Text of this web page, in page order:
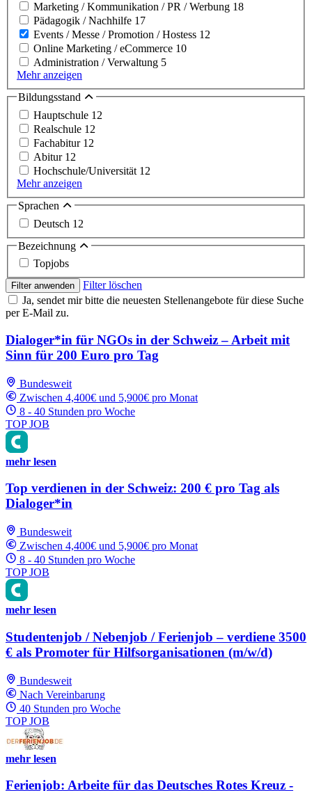
Marketing / Kommunikation / PR / Werbung 18
Pädagogik / Nachhilfe 17
Events / Messe / Promotion / Hostess 12
Online Marketing / eCommerce 10
Administration / Verwaltung 5
Mehr anzeigen
Bildungsstand
Hauptschule 12
Realschule 12
Fachabitur 12
Abitur 12
Hochschule/Universität 12
Mehr anzeigen
Sprachen
Deutsch 12
Bezeichnung
Topjobs
Filter anwenden
Filter löschen
Ja, sendet mir bitte die neuesten Stellenangebote für diese Suche
per E-Mail zu.
Dialoger*in für NGOs in der Schweiz – Arbeit mit
Sinn für 200 Euro pro Tag
Bundesweit
Zwischen 4,400€ und 5,900€ pro Monat
8 - 40 Stunden pro Woche
TOP JOB
mehr lesen
Top verdienen in der Schweiz: 200 € pro Tag als
Dialoger*in
Bundesweit
Zwischen 4,400€ und 5,900€ pro Monat
8 - 40 Stunden pro Woche
TOP JOB
mehr lesen
Studentenjob / Nebenjob / Ferienjob – verdiene 3500
€ als Promoter für Hilfsorganisationen (m/w/d)
Bundesweit
Nach Vereinbarung
40 Stunden pro Woche
TOP JOB
mehr lesen
Ferienjob: Arbeite für das Deutsches Rotes Kreuz -